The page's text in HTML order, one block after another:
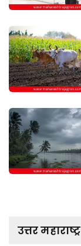
उत्तर महाराष्ट्र